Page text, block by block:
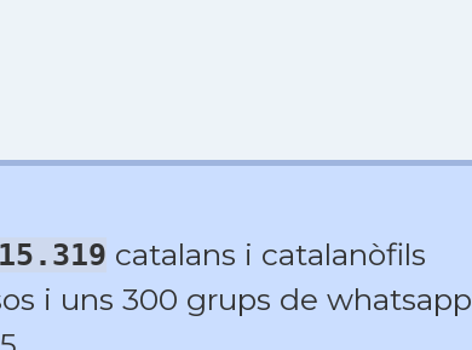
15.319 catalans i catalanòfils
i uns 300 grups de whatsapp